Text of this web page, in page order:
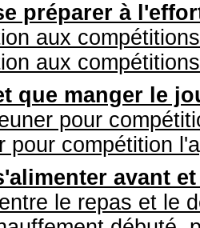
préparer à
aux
aux
que manger le
pour
pour compétition
avant
le repas et le